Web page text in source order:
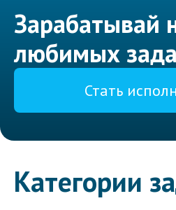
Зарабатывай
любимых
Стать
Категории